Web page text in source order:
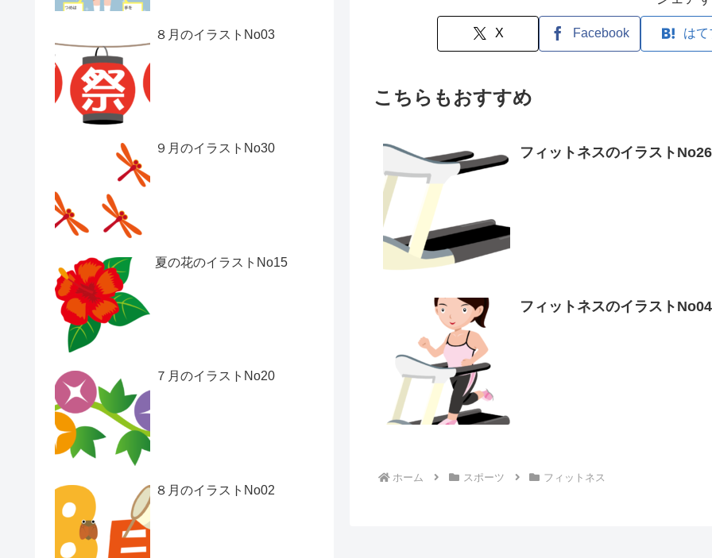
X Facebook はて
こちらもおすすめ
フィットネスのイラストNo26
フィットネスのイラストNo04
ホーム スポーツ フィットネス
８月のイラストNo03
９月のイラストNo30
夏の花のイラストNo15
７月のイラストNo20
８月のイラストNo02